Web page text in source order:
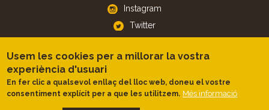
Instagram
Twitter
APP
iOS
Android
Usem les cookies per a millorar la vostra
experiència d'usuari
En fer clic a qualsevol enllaç del lloc web, doneu el vostre
consentiment explícit per a que les utilitzem. Més informació